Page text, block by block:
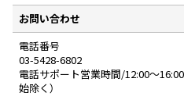
お問い合わせ
電話番号
03-5428-6802
電話サポート営業時間/12:00〜
始除く）